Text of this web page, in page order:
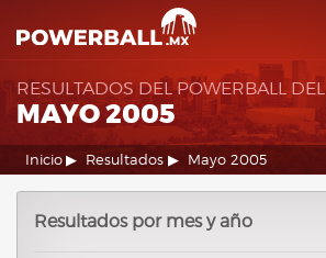
RESULTADOS DEL POWERBALL DEL
MAYO 2005
Inicio Resultados Mayo 2005
Resultados por mes y año